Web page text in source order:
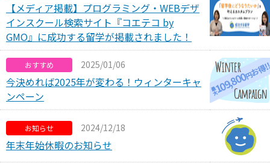
【メディア掲載】プログラミング・WEBデザ
インスクール検索サイト『コエテコ by
GMO』に成功する留学が掲載されました！
おすすめ 2025/01/06
今決めれば2025年が変わる！ウィンターキャ
ンペーン
お知らせ 2024/12/18
年末年始休暇のお知らせ